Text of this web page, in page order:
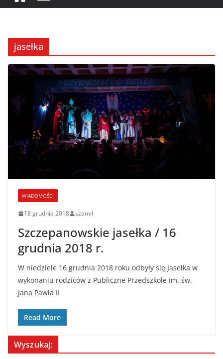
jasełka
WIADOMOŚCI
18 grudnia 2018 szamil
Szczepanowskie jasełka / 16
grudnia 2018 r.
W niedziele 16 grudnia 2018 roku odbyły się Jasełka w
wykonaniu rodziców z Publiczne Przedszkole im. św.
Jana Pawła II
Read More
Wyszukaj: